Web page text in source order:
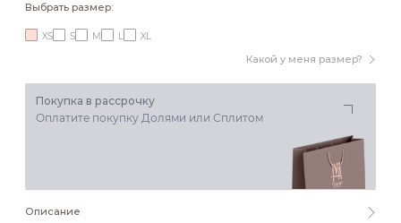
Выбрать размер:
Какой у меня размер?
XS S M L XL
Покупка в рассрочку
Оплатите покупку Долями или Сплитом
Описание